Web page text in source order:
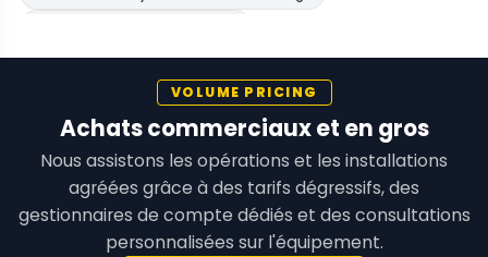
VOLUME PRICING
Achats commerciaux et en gros
Nous assistons les opérations et les installations
agréées grâce à des tarifs dégressifs, des
gestionnaires de compte dédiés et des consultations
personnalisées sur l'équipement.